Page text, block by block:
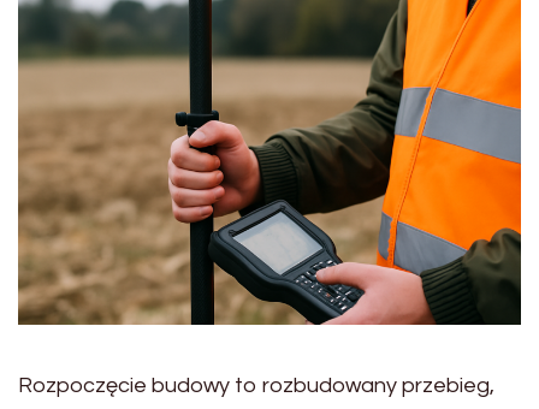
Rozpoczęcie budowy to rozbudowany przebieg,